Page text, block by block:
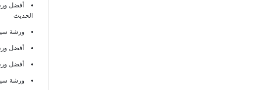
أفضل
الحديث
ورشة
أفضل
أفضل
ورشة